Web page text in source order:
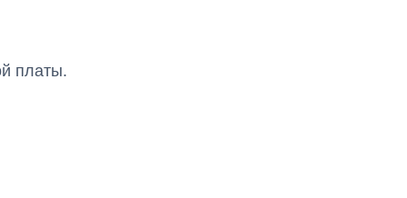
платы.